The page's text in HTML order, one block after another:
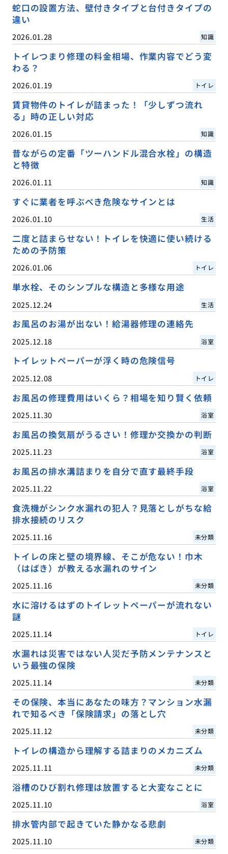
蛇口の設置方法、壁付きタイプと台付きタイプの
違い
2026.01.28 知識
トイレつまり修理の料金相場、作業内容でどう変
わる？
2026.01.19 トイレ
賃貸物件のトイレが詰まった！「少しずつ流れ
る」時の正しい対応
2026.01.15 知識
昔ながらの定番「ツーハンドル混合水栓」の構造
と特徴
2026.01.11 知識
すぐに業者を呼ぶべき危険なサインとは
2026.01.10 生活
二度と詰まらせない！トイレを快適に使い続ける
ための予防策
2026.01.06 トイレ
単水栓、そのシンプルな構造と多様な用途
2025.12.24 生活
お風呂のお湯が出ない！給湯器修理の連絡先
2025.12.18 浴室
トイレットペーパーが浮く時の危険信号
2025.12.08 トイレ
お風呂の修理費用はいくら？相場を知り賢く依頼
2025.11.30 浴室
お風呂の換気扇がうるさい！修理か交換かの判断
2025.11.23 浴室
お風呂の排水溝詰まりを自分で直す最終手段
2025.11.22 浴室
食洗機がシンク水漏れの犯人？見落としがちな給
排水接続のリスク
2025.11.16 未分類
トイレの床と壁の境界線、そこが危ない！巾木
（はばき）が教える水漏れのサイン
2025.11.16 未分類
水に溶けるはずのトイレットペーパーが流れない
謎
2025.11.14 トイレ
水漏れは災害ではない人災だ予防メンテナンスと
いう最強の保険
2025.11.14 未分類
その保険、本当にあなたの味方？マンション水漏
れで知るべき「保険請求」の落とし穴
2025.11.12 未分類
トイレの構造から理解する詰まりのメカニズム
2025.11.11 未分類
浴槽のひび割れ修理は放置すると大変なことに
2025.11.10 浴室
排水管内部で起きていた静かなる悲劇
2025.11.10 未分類